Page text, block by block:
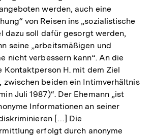
werden, auch eine
von Reisen ins „sozialistische
dazu soll dafür gesorgt werden,
seine „arbeitsmäßigen und
nicht verbessern kann“. An die
Kontaktperson H. mit dem Ziel
zwischen beiden ein Intimverhältnis
Juli 1987)“. Der Ehemann „ist
Informationen an seiner
[…] Die
erfolgt durch anonyme